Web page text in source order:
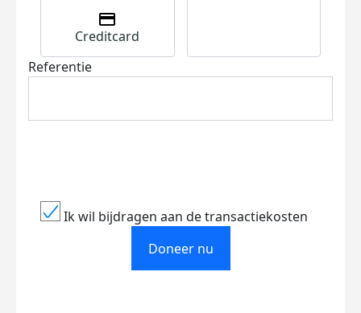
Creditcard
Referentie
Ik wil bijdragen aan de transactiekosten
Doneer nu